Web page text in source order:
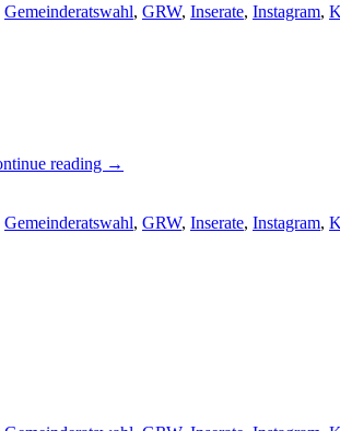
Gemeinderatswahl, GRW, Inserate, Instagram,
reading →
Gemeinderatswahl, GRW, Inserate, Instagram,